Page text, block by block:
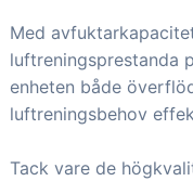
Med
luftreningsprestanda
enheten både
luftreningsbehov
Tack vare de